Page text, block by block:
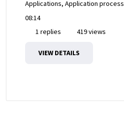
Applications, Application process
08:14
1 replies
419 views
VIEW DETAILS